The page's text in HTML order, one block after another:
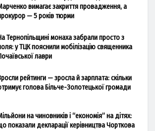
вимагає закриття провадження, а
— 5 років тюрми
Тернопільщині монаха забрали просто з
у ТЦК пояснили мобілізацію священника
лаври
рейтинги — зросла й зарплата: скільки
голова Більче-Золотецької громади
на чиновників і “економія” на дітях:
показали декларації керівництва Чорткова